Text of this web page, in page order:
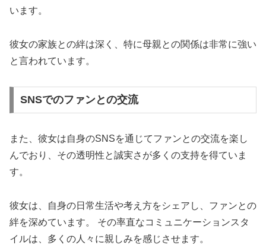
います。
彼女の家族との絆は深く、特に母親との関係は非常に強い
と言われています。
SNSでのファンとの交流
また、彼女は自身のSNSを通じてファンとの交流を楽し
んでおり、その透明性と誠実さが多くの支持を得ていま
す。
彼女は、自身の日常生活や考え方をシェアし、ファンとの
絆を深めています。 その率直なコミュニケーションスタ
イルは、多くの人々に親しみを感じさせます。